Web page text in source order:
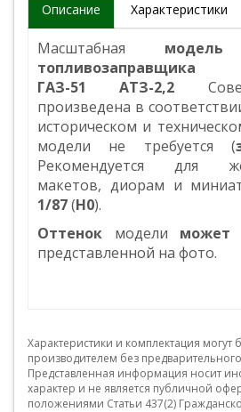
Описание Характеристики
Масштабная модель
топливозаправщика
ГАЗ-51 АТЗ-2,2
произведена в
историческом и
модели не требуется (
Рекомендуется для
макетов, диорам и
1/87(H0).
Оттенок модели может
представленной на фото.
Характеристики и комплектация могут
производителем без
Представленная информация носит
характер и не является публичной
положениями Статьи 437(2)